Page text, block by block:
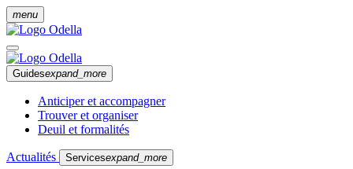
menu
Guidesexpand_more
Anticiper et accompagner
Trouver et organiser
Deuil et formalités
Actualités Servicesexpand_more